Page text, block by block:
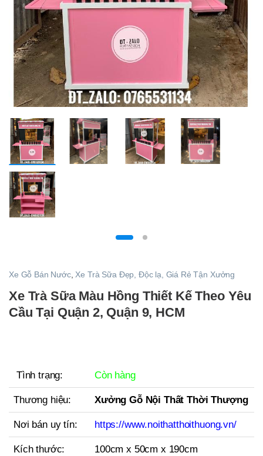
Xe Gỗ Bán Nước, Xe Trà Sữa Đẹp, Độc lạ, Giá Rẻ Tận Xưởng
Xe Trà Sữa Màu Hồng Thiết Kế Theo Yêu
Cầu Tại Quận 2, Quận 9, HCM
Tình trạng: Còn hàng
Thương hiệu: Xưởng Gỗ Nội Thất Thời Thượng
Nơi bán uy tín: https://www.noithatthoithuong.vn/
Kích thước: 100cm x 50cm x 190cm